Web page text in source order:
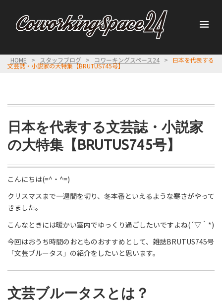
HOME > スタッフブログ > コワーキングスペース24 > 日本を代表する
文芸誌・小説家の大特集【BRUTUS745号】
日本を代表する文芸誌・小説家
の大特集【BRUTUS745号】
こんにちは(=^・^=)
クリスマスまで一週間を切り、冬本番といえるような寒さがやって
きました。
こんなときには暖かい室内でゆっくり過ごしたいですよね(´▽｀*)
今回はおうち時間のおとものおすすめとして、雑誌BRUTUS745号
「文芸ブルータス」の紹介をしたいと思います。
文芸ブルータスとは？